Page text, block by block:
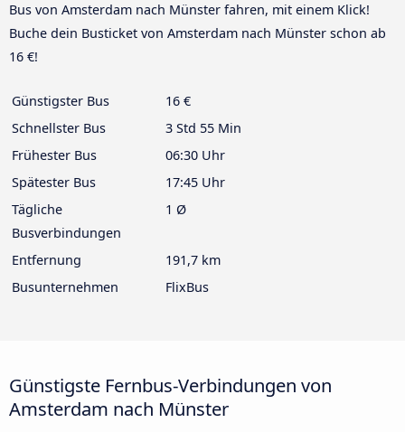
Bus von Amsterdam nach Münster fahren, mit einem Klick!
Buche dein Busticket von Amsterdam nach Münster schon ab
16 €!
Günstigster Bus
16 €
Schnellster Bus
3 Std 55 Min
Frühester Bus
06:30 Uhr
Spätester Bus
17:45 Uhr
Tägliche
Busverbindungen
1 Ø
Entfernung
191,7 km
Busunternehmen
FlixBus
Günstigste Fernbus-Verbindungen von
Amsterdam nach Münster